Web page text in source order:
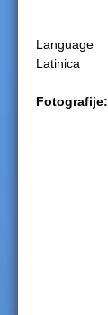
e
h
Language
Latinica
Fotografije: